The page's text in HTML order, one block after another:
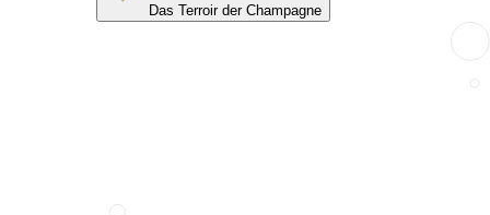
Das Terroir der Champagne